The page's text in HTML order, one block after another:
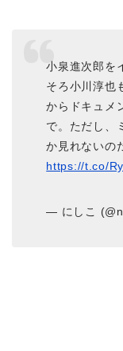
小泉進次郎を
そろ小川淳也
からドキュメ
で。ただし、
か見れないの
https://t.co/
— にしこ